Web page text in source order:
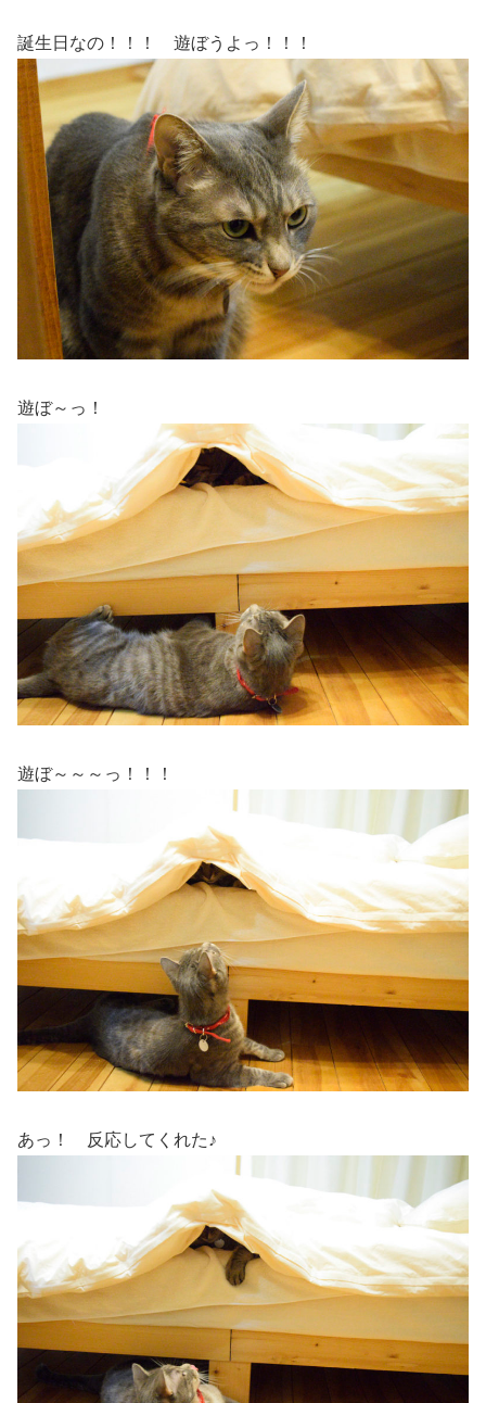
誕生日なの！！！ 遊ぼうよっ！！！
遊ぼ～っ！
遊ぼ～～～っ！！！
あっ！ 反応してくれた♪